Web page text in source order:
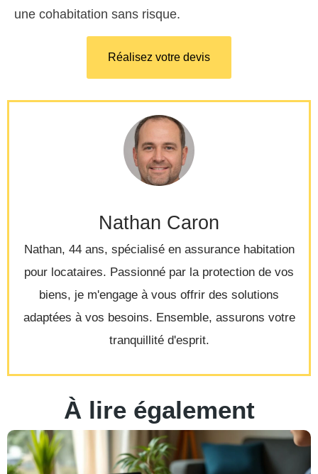
une cohabitation sans risque.
Réalisez votre devis
Nathan Caron
Nathan, 44 ans, spécialisé en assurance habitation
pour locataires. Passionné par la protection de vos
biens, je m'engage à vous offrir des solutions
adaptées à vos besoins. Ensemble, assurons votre
tranquillité d'esprit.
À lire également